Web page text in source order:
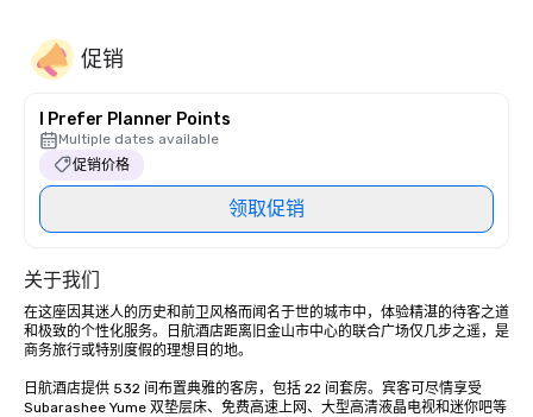
促销
I Prefer Planner Points
Multiple dates available
促销价格
领取促销
关于我们
在这座因其迷人的历史和前卫风格而闻名于世的城市中，体验精湛的待客之道
和极致的个性化服务。日航酒店距离旧金山市中心的联合广场仅几步之遥，是
商务旅行或特别度假的理想目的地。
日航酒店提供 532 间布置典雅的客房，包括 22 间套房。宾客可尽情享受
Subarashee Yume 双垫层床、免费高速上网、大型高清液晶电视和迷你吧等